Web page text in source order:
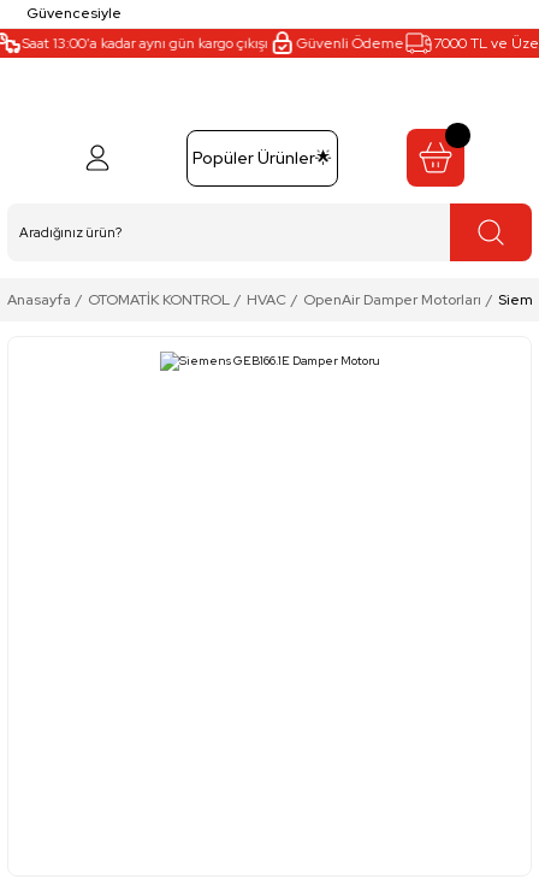
Güvencesiyle
Saat 13:00’a kadar aynı gün kargo çıkışı
Güvenli Ödeme 7000 TL ve
Popüler Ürünler🌟
Anasayfa OTOMATİK KONTROL HVAC OpenAir Damper Motorları